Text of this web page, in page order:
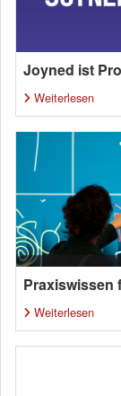
Joyned ist
Weiterlesen
Praxiswissen
Weiterlesen